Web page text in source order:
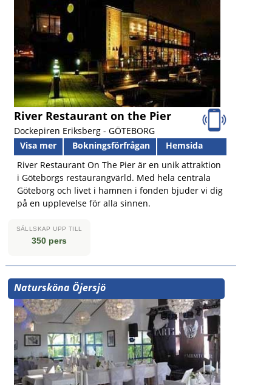
River Restaurant on the Pier
Dockepiren Eriksberg - GÖTEBORG
Visa mer
Bokningsförfrågan
Hemsida
River Restaurant On The Pier är en unik attraktion
i Göteborgs restaurangvärld. Med hela centrala
Göteborg och livet i hamnen i fonden bjuder vi dig
på en upplevelse för alla sinnen.
SÄLLSKAP UPP TILL
350 pers
Natursköna Öjersjö